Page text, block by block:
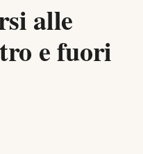
alle
e fuori